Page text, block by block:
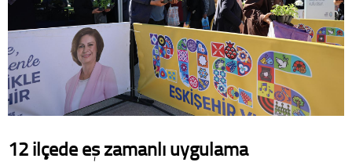
12 ilçede eş zamanlı uygulama